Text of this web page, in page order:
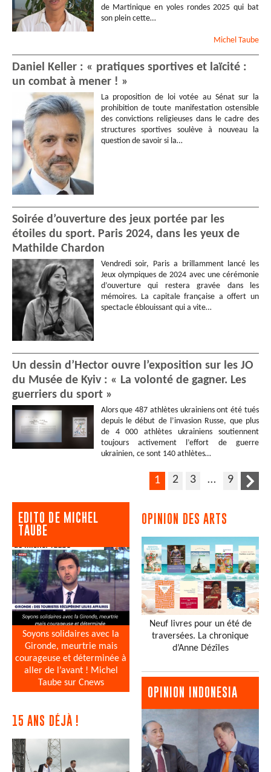
de Martinique en yoles rondes 2025 qui bat
son plein cette…
Michel Taube
Daniel Keller : « pratiques sportives et laïcité :
un combat à mener ! »
La proposition de loi votée au Sénat sur la
prohibition de toute manifestation ostensible
des convictions religieuses dans le cadre des
structures sportives soulève à nouveau la
question de savoir si la…
Soirée d’ouverture des jeux portée par les
étoiles du sport. Paris 2024, dans les yeux de
Mathilde Chardon
Vendredi soir, Paris a brillamment lancé les
Jeux olympiques de 2024 avec une cérémonie
d’ouverture qui restera gravée dans les
mémoires. La capitale française a offert un
spectacle éblouissant qui a vite…
Un dessin d’Hector ouvre l’exposition sur les JO
du Musée de Kyiv : « La volonté de gagner. Les
guerriers du sport »
Alors que 487 athlètes ukrainiens ont été tués
depuis le début de l’invasion Russe, que plus
de 4 000 athlètes ukrainiens soutiennent
toujours activement l’effort de guerre
ukrainien, ce sont 140 athlètes…
1 2 3 … 9
EDITO DE MICHEL
TAUBE
Soyons solidaires avec la
Gironde, meurtrie mais
courageuse et déterminée à
aller de l’avant ! Michel
Taube sur Cnews
15 ANS DÉJÀ !
OPINION DES ARTS
Neuf livres pour un été de
traversées. La chronique
d’Anne Dézîles
OPINION INDONESIA